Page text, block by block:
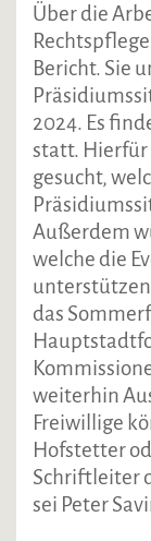
Über die
Bericht. Sie
2024. Es
statt. Hierfür
gesucht,
Außerdem
welche die
unterstützen
das
weiterhin
Freiwillige
Hofstetter
Schriftleiter
sei Peter